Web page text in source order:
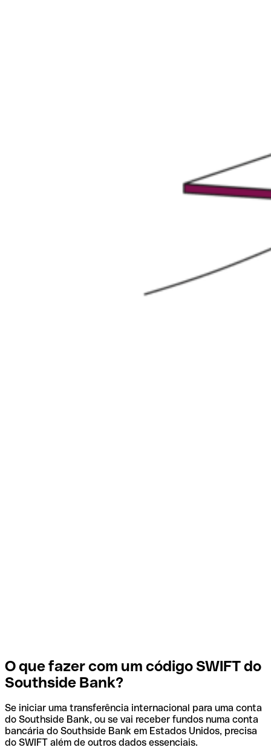
O que fazer com um código SWIFT do
Southside Bank?
Se iniciar uma transferência internacional para uma conta
do Southside Bank, ou se vai receber fundos numa conta
bancária do Southside Bank em Estados Unidos, precisa
do SWIFT além de outros dados essenciais.